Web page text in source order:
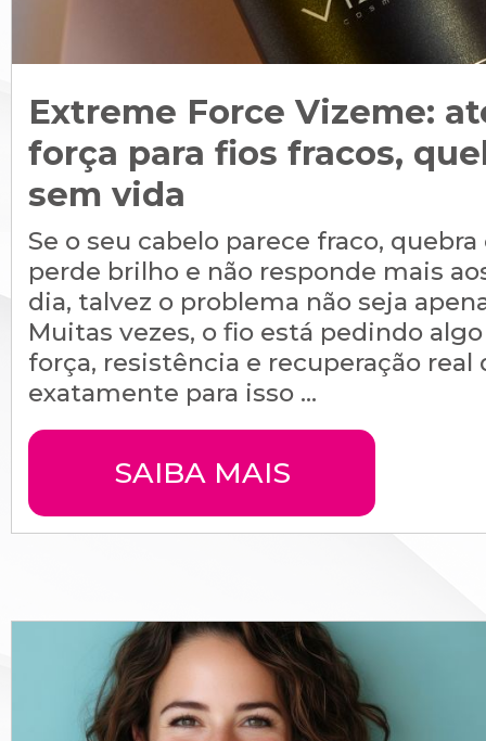
Extreme Force Vizeme:
força para fios fracos,
sem vida
Se o seu cabelo parece fraco,
perde brilho e não responde mais
dia, talvez o problema não seja
Muitas vezes, o fio está pedindo
força, resistência e recuperação real
exatamente para isso ...
SAIBA MAIS